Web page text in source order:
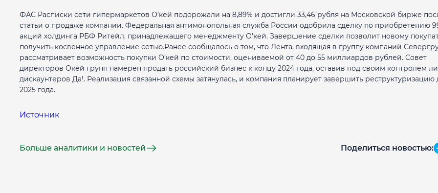
ФАС Расписки сети гипермаркетов О’кей подорожали на 8,89% и достигли 33,46 рубля на Московской бирже
статьи о продаже компании. Федеральная антимонопольная служба России одобрила сделку по приобретению
акций холдинга РБФ Ритейл, принадлежащего менеджменту О’кей. Завершение сделки позволит новому
получить косвенное управление сетью.Ранее сообщалось о том, что Лента, входящая в группу компаний
рассматривает возможность покупки О’кей по стоимости, оцениваемой от 40 до 55 миллиардов рублей. Совет
директоров Окей групп намерен продать российский бизнес к концу 2024 года, оставив под своим контролем
дискаунтеров Да!. Реализация связанной схемы затянулась, и компания планирует завершить реструктуризацию
2025 года.
Источник
Больше аналитики и новостей Поделиться новостью: